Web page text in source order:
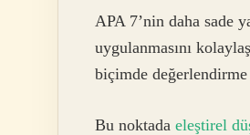
APA 7’nin daha sade
uygulanmasını
biçimde değerlendirme
Bu noktada eleştirel